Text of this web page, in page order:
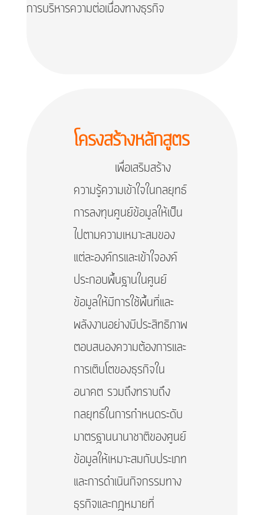
การบริหารความต่อเนื่องทางธุรกิจ
โครงสร้างหลักสูตร
เพื่อเสริมสร้าง
ความรู้ความเข้าใจในกลยุทธ์
การลงทุนศูนย์ข้อมูลให้เป็น
ไปตามความเหมาะสมของ
แต่ละองค์กรและเข้าใจองค์
ประกอบพื้นฐานในศูนย์
ข้อมูลให้มีการใช้พื้นที่และ
พลังงานอย่างมีประสิทธิภาพ
ตอบสนองความต้องการและ
การเติบโตของธุรกิจใน
อนาคต รวมถึงทราบถึง
กลยุทธ์ในการกำหนดระดับ
มาตรฐานนานาชาติของศูนย์
ข้อมูลให้เหมาะสมกับประเภท
และการดำเนินกิจกรรมทาง
ธุรกิจและกฎหมายที่